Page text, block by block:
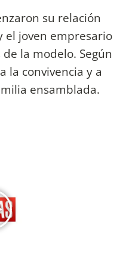
su relación
el joven empresario
la modelo. Según
la convivencia y a
ensamblada.